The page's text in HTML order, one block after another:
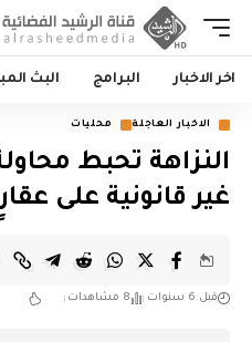
اخر الاخبار البرامج البث
الاخبار العاجلة محليات
النزاهة تحبط
غير قانونية على
قبل 6 سنوات 8 مشاهدات